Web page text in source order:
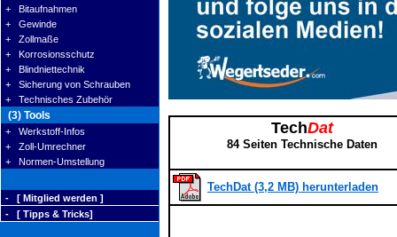
+ Bitaufnahmen
+ Gewinde
+ Zollmaße
+ Korrosionsschutz
+ Blindniettechnik
+ Sicherung von Schrauben
+ Technisches Zubehör
(3) Tools
+ Werkstoff-Infos
+ Zoll-Umrechner
+ Normen-Umstellung
- [ Mitglied werden ]
- [ Tipps & Tricks]
TechDat
84 Seiten Technische Daten
TechDat (3,2 MB) herunterladen